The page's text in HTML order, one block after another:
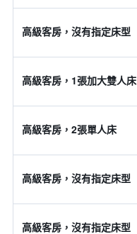
高級客房，沒有指定床型
高級客房，1張加大雙人床
高級客房，2張單人床
高級客房，沒有指定床型
高級客房，沒有指定床型